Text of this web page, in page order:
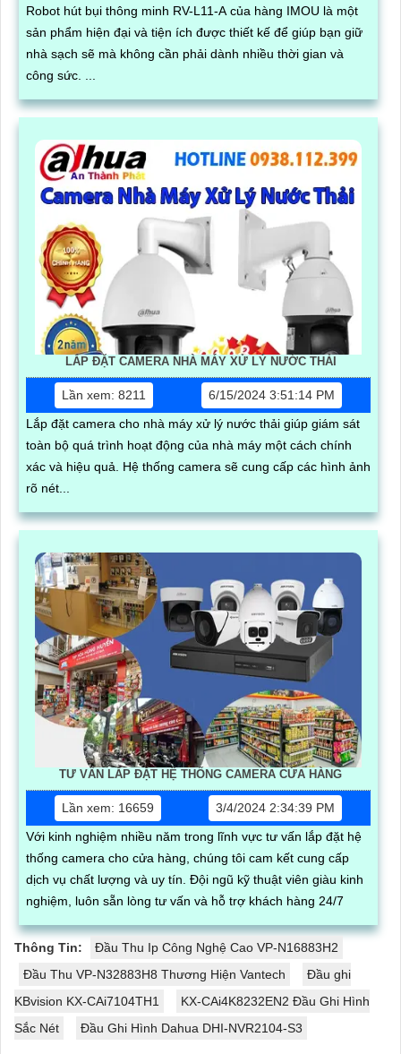
Robot hút bụi thông minh RV-L11-A của hàng IMOU là một
sản phẩm hiện đại và tiện ích được thiết kế để giúp bạn giữ
nhà sạch sẽ mà không cần phải dành nhiều thời gian và
công sức. ...
LẮP ĐẶT CAMERA NHÀ MÁY XỬ LÝ NƯỚC THẢI
Lần xem: 8211
6/15/2024 3:51:14 PM
Lắp đặt camera cho nhà máy xử lý nước thải giúp giám sát
toàn bộ quá trình hoạt động của nhà máy một cách chính
xác và hiệu quả. Hệ thống camera sẽ cung cấp các hình ảnh
rõ nét...
TƯ VẤN LẮP ĐẶT HỆ THỐNG CAMERA CỬA HÀNG
Lần xem: 16659
3/4/2024 2:34:39 PM
Với kinh nghiệm nhiều năm trong lĩnh vực tư vấn lắp đặt hệ
thống camera cho cửa hàng, chúng tôi cam kết cung cấp
dịch vụ chất lượng và uy tín. Đội ngũ kỹ thuật viên giàu kinh
nghiệm, luôn sẵn lòng tư vấn và hỗ trợ khách hàng 24/7
Thông Tin:
Đầu Thu Ip Công Nghệ Cao VP-N16883H2
Đầu Thu VP-N32883H8 Thương Hiện Vantech
Đầu ghi
KBvision KX-CAi7104TH1
KX-CAi4K8232EN2 Đầu Ghi Hình
Sắc Nét
Đầu Ghi Hình Dahua DHI-NVR2104-S3